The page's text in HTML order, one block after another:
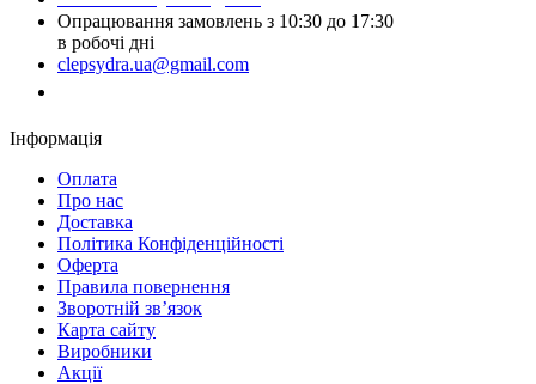
Опрацювання замовлень з 10:30 до 17:30
в робочі дні
clepsydra.ua@gmail.com
Інформація
Оплата
Про нас
Доставка
Політика Конфіденційності
Оферта
Правила повернення
Зворотній зв’язок
Карта сайту
Виробники
Акції